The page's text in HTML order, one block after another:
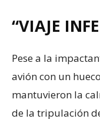
“VIAJE
Pese a la
avión con un
mantuvieron la
de la tripulación